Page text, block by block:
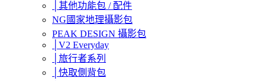
│其他功能包 / 配件
NG國家地理攝影包
PEAK DESIGN 攝影包
│V2 Everyday
│旅行者系列
│快取側背包